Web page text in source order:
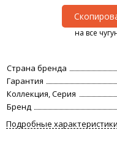
на все
Страна бренда
Гарантия
Коллекция, Серия
Бренд
Подробные характеристики